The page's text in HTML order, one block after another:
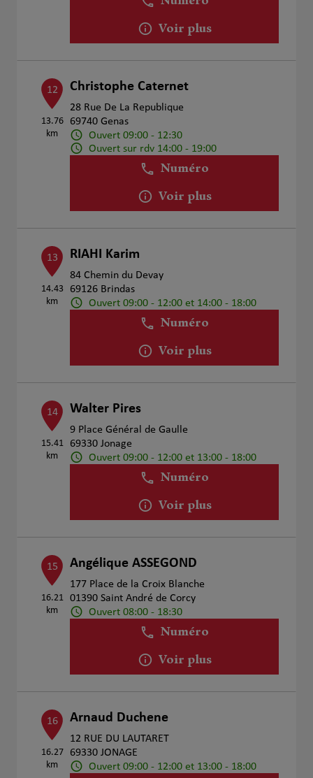
Voir plus
12
13.76
km
Christophe Caternet
28 Rue De La Republique
69740 Genas
Ouvert 09:00 - 12:30
Ouvert sur rdv 14:00 - 19:00
Numéro
Voir plus
13
14.43
km
RIAHI Karim
84 Chemin du Devay
69126 Brindas
Ouvert 09:00 - 12:00 et 14:00 - 18:00
Numéro
Voir plus
14
15.41
km
Walter Pires
9 Place Général de Gaulle
69330 Jonage
Ouvert 09:00 - 12:00 et 13:00 - 18:00
Numéro
Voir plus
15
16.21
km
Angélique ASSEGOND
177 Place de la Croix Blanche
01390 Saint André de Corcy
Ouvert 08:00 - 18:30
Numéro
Voir plus
16
16.27
km
Arnaud Duchene
12 RUE DU LAUTARET
69330 JONAGE
Ouvert 09:00 - 12:00 et 13:00 - 18:00